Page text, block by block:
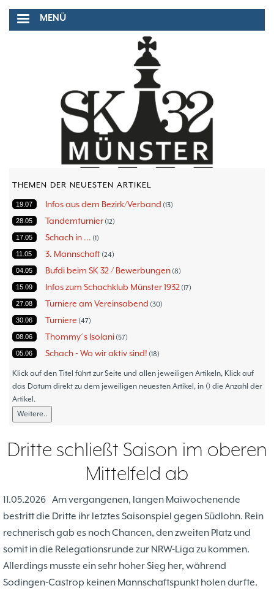
Inhalt
MENÜ
THEMEN DER NEUESTEN ARTIKEL
19.07 Infos aus dem Bezirk/Verband 13
28.05 Tandemturnier 12
17.05 Schach in ... 1
11.05 3. Mannschaft 24
04.05 Bufdi beim SK 32 / Bewerbungen 8
15.09 Infos zum Schachklub Münster 1932 17
27.08 Turniere am Vereinsabend 30
30.06 Turniere 47
08.06 Thommy´s Isolani 57
05.06 Schach - Wo wir aktiv sind! 18
11.05 Bezirksturniere 1
05.05 Frauenmannschaft 6
09.10
Jugendmannschaften
26.05 Landesebene 10
Open 2023
17.08 Hammerstraßenfest 3
21.05 Hiltruper Frühlingsfest/Resümee 2
21.05 Schach in der JVA 2
16.02 Problemschach 5
19.01 Jubiläums-Turniere 2
21.12 Jugendtraining 2
Klick auf den Titel führt zur Seite und allen jeweiligen Artikeln, Klick auf
das Datum direkt zu dem jeweiligen neuesten Artikel, in () die Anzahl der
Artikel.
Weitere..
Dritte schließt Saison im oberen
Mittelfeld ab
11.05.2026 Am vergangenen, langen Maiwochenende
bestritt die Dritte ihr letztes Saisonspiel gegen Südlohn. Rein
rechnerisch gab es noch Chancen, den zweiten Platz und
somit in die Relegationsrunde zur NRW-Liga zu kommen.
Allerdings musste ein sehr hoher Sieg her, während
Sodingen-Castrop keinen Mannschaftspunkt holen durfte.